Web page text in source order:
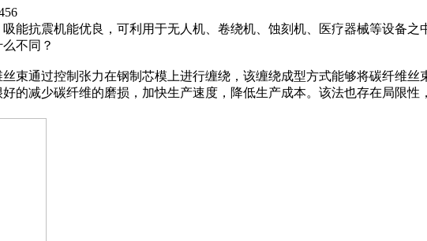
能抗震机能优良，可利用于无人机、卷绕机、蚀刻机、医疗器械等设备
不同？
束通过控制张力在钢制芯模上进行缠绕，该缠绕成型方式能够将碳纤维
的减少碳纤维的磨损，加快生产速度，降低生产成本。该法也存在局限